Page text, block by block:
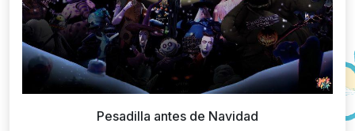
Pesadilla antes de Navidad